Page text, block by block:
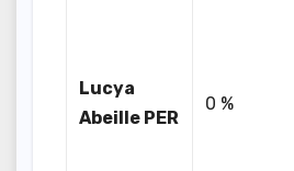
Lucya
Abeille PER
0 %